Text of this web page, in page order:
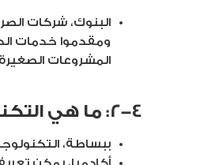
البنوك، شركات
ومقدموا خدمات
المشروعات
2-4: ما هي التكنولوجيا المالية؟
ببساطة،